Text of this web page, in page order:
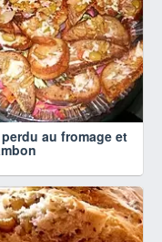
au fromage et